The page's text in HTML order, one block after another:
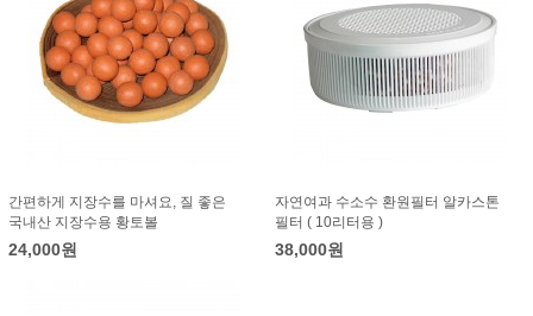
간편하게 지장수를 마셔요, 질 좋은
국내산 지장수용 황토볼
24,000원
자연여과 수소수 환원필터 알카스톤
필터 ( 10리터용 )
38,000원